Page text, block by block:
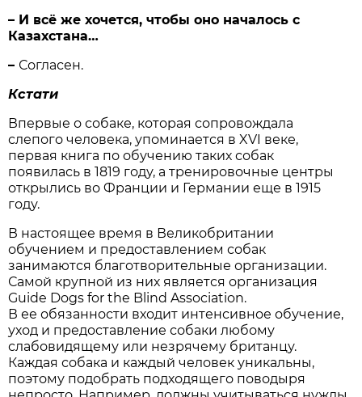
– И всё же хочется, чтобы оно началось с
Казахстана…
– Согласен.
Кстати
Впервые о собаке, которая сопровождала
слепого человека, упоминается в XVI веке,
первая книга по обучению таких собак
появилась в 1819 году, а тренировочные центры
открылись во Франции и Германии еще в 1915
году.
В настоящее время в Великобритании
обучением и предоставлением собак
занимаются благотворительные организации.
Самой крупной из них является организация
Guide Dogs for the Blind Association.
В ее обязанности входит интенсивное обучение,
уход и предоставление собаки любому
слабовидящему или незрячему британцу.
Каждая собака и каждый человек уникальны,
поэтому подобрать подходящего поводыря